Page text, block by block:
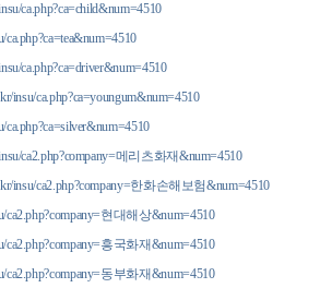
ca.php?ca=child&num=4510
ca.php?ca=tea&num=4510
ca.php?ca=driver&num=4510
insu/ca.php?ca=youngum&num=4510
ca.php?ca=silver&num=4510
ca2.php?company=메리츠화재&num=4510
insu/ca2.php?company=한화손해보험&num=4510
ca2.php?company=현대해상&num=4510
ca2.php?company=흥국화재&num=4510
ca2.php?company=동부화재&num=4510